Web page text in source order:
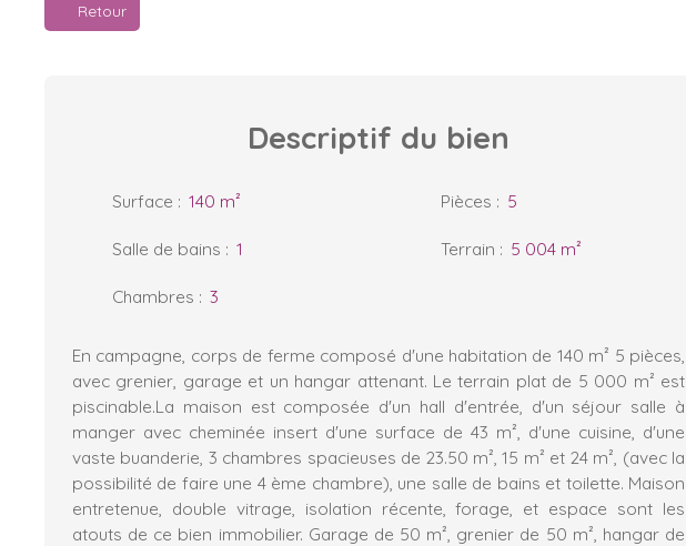
Retour
Descriptif du bien
Surface : 140 m² Pièces : 5
Salle de bains : 1 Terrain : 5 004 m²
Chambres : 3
En campagne, corps de ferme composé d'une habitation de 140 m² 5 pièces,
avec grenier, garage et un hangar attenant. Le terrain plat de 5 000 m² est
piscinable.La maison est composée d'un hall d'entrée, d'un séjour salle à
manger avec cheminée insert d'une surface de 43 m², d'une cuisine, d'une
vaste buanderie, 3 chambres spacieuses de 23.50 m², 15 m² et 24 m², (avec la
possibilité de faire une 4 ème chambre), une salle de bains et toilette. Maison
entretenue, double vitrage, isolation récente, forage, et espace sont les
atouts de ce bien immobilier. Garage de 50 m², grenier de 50 m², hangar de